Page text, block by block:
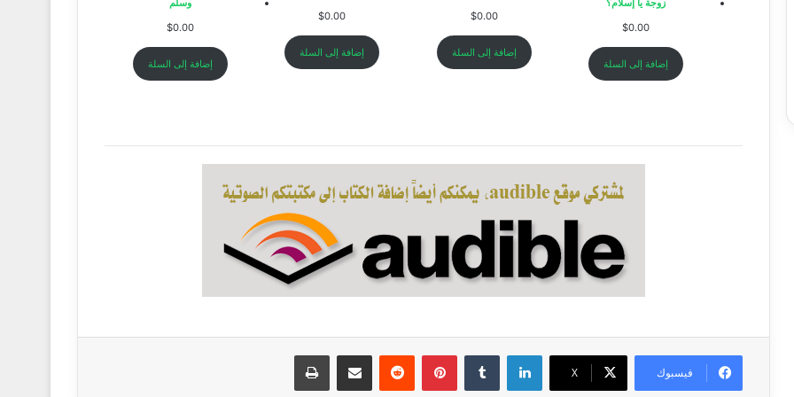
زوجة يا إسلام؟
$0.00
إضافة إلى السلة
$0.00
إضافة إلى السلة
$0.00
إضافة إلى السلة
وسلم
$0.00
إضافة إلى السلة
فيسبوك ‫X
لينكدإن بينتيريست مشاركة عبر البريد طباعة